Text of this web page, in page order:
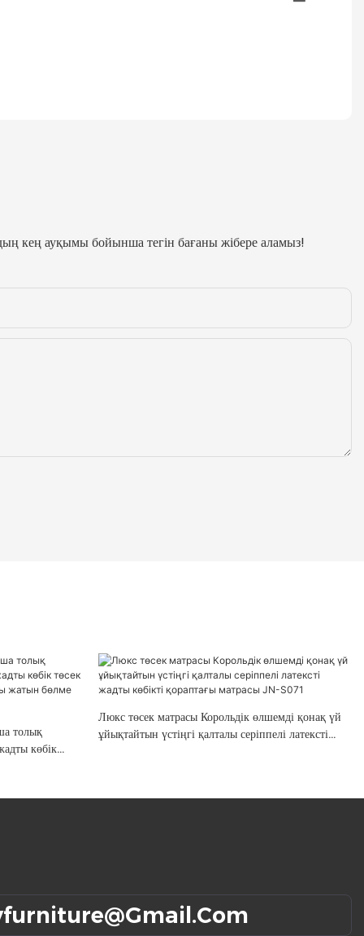
кең ауқымы бойынша тегін бағаны жібере аламыз!
толық
көбік
Люкс төсек матрасы Корольдік өлшемді қонақ үй
ұйықтайтын үстіңгі қалталы серіппелі латексті